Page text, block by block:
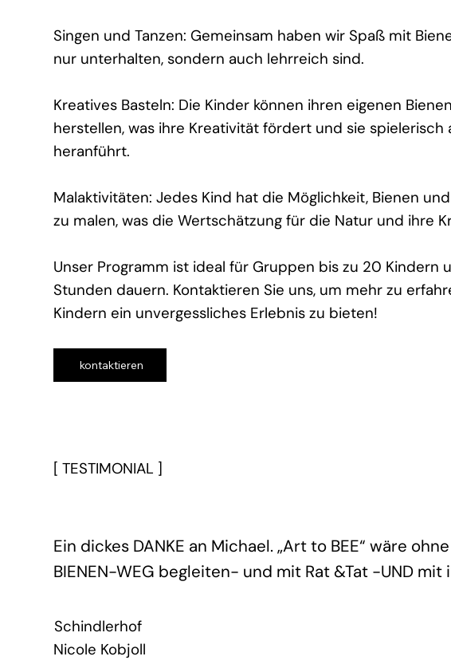
Ein dickes DANKE an Michael. „Art to BEE“ wäre
BIENEN-WEG begleiten- und mit Rat &Tat -UND
Schindlerhof
Nicole Kobjoll
[ TESTIMONIAL ]
Singen und Tanzen: Gemeinsam haben wir Spaß mit
nur unterhalten, sondern auch lehrreich sind.
Kreatives Basteln: Die Kinder können ihren eigenen
herstellen, was ihre Kreativität fördert und sie spielerisch
heranführt.
Malaktivitäten: Jedes Kind hat die Möglichkeit, Bienen
zu malen, was die Wertschätzung für die Natur und ihre
Unser Programm ist ideal für Gruppen bis zu 20 Kindern
Stunden dauern. Kontaktieren Sie uns, um mehr zu
Kindern ein unvergessliches Erlebnis zu bieten!
kontaktieren